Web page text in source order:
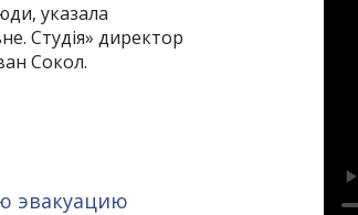
указала
Студія» директор
Сокол.
эвакуацию